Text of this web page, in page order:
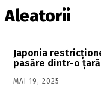
Aleatorii
Japonia
pasăre dintr-o
MAI 19, 2025